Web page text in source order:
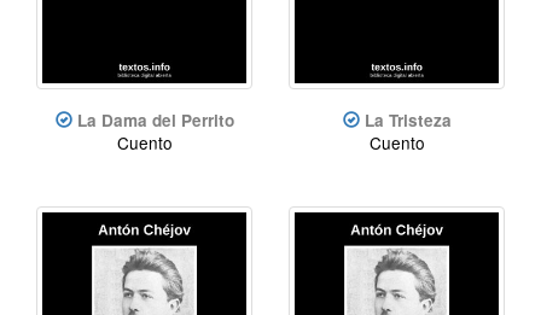
La Dama del Perrito
Cuento
La Tristeza
Cuento